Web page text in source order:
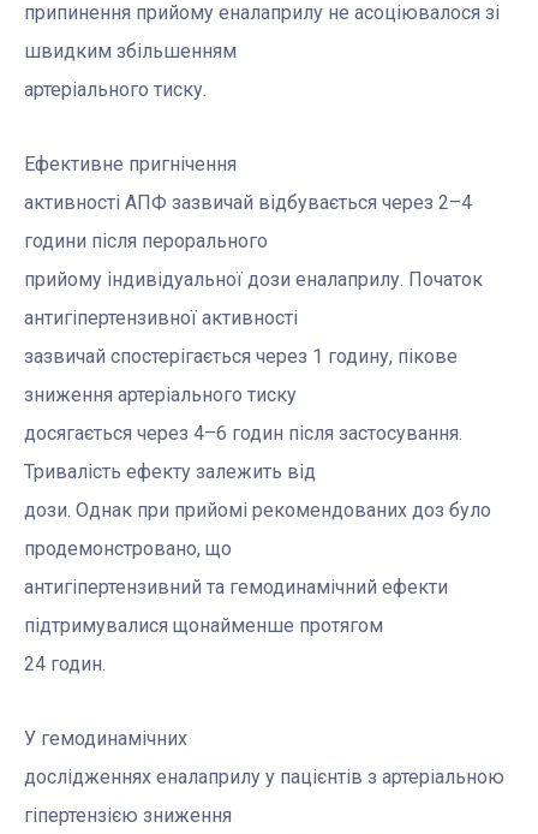
припинення прийому еналаприлу не асоціювалося зі
швидким збільшенням
артеріального тиску.
Ефективне пригнічення
активності АПФ зазвичай відбувається через 2–4
години після перорального
прийому індивідуальної дози еналаприлу. Початок
антигіпертензивної активності
зазвичай спостерігається через 1 годину, пікове
зниження артеріального тиску
досягається через 4–6 годин після застосування.
Тривалість ефекту залежить від
дози. Однак при прийомі рекомендованих доз було
продемонстровано, що
антигіпертензивний та гемодинамічний ефекти
підтримувалися щонайменше протягом
24 годин.
У гемодинамічних
дослідженнях еналаприлу у пацієнтів з артеріальною
гіпертензією зниження